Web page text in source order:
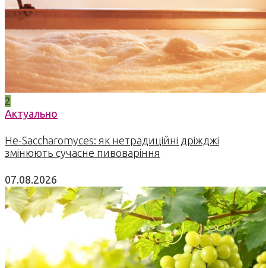
2
Актуально
Не-Saccharomyces: як нетрадиційні дріжджі
змінюють сучасне пивоваріння
07.08.2026